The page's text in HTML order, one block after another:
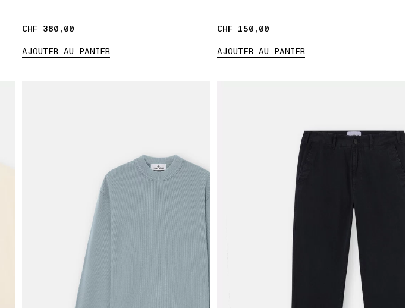
CHF 380,00
CHF 380,00
AJOUTER AU PANIER
CHF 150,00
CHF 150,00
AJOUTER AU PANIER